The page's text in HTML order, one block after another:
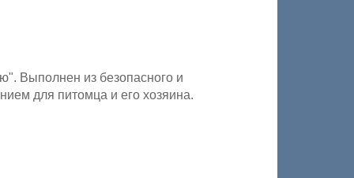
Выполнен из безопасного и
для питомца и его хозяина.